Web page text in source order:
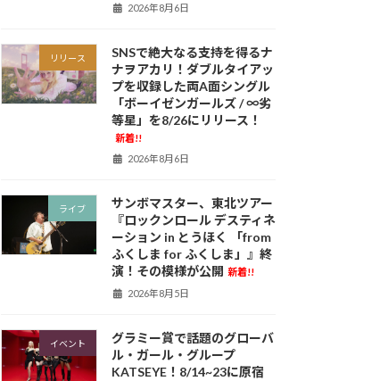
2026年8月6日
リリース
SNSで絶大なる支持を得るナ
ナヲアカリ！ダブルタイアッ
プを収録した両A面シングル
「ボーイゼンガールズ / ∞劣
等星」を8/26にリリース！
新着!!
2026年8月6日
ライブ
サンボマスター、東北ツアー
『ロックンロール デスティネ
ーション in とうほく 「from
ふくしま for ふくしま」』終
演！その模様が公開 新着!!
2026年8月5日
イベント
グラミー賞で話題のグローバ
ル・ガール・グループ
KATSEYE！8/14~23に原宿